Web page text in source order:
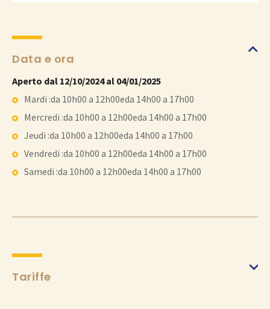
Data e ora
Aperto dal 12/10/2024 al 04/01/2025
Mardi :da 10h00 a 12h00eda 14h00 a 17h00
Mercredi :da 10h00 a 12h00eda 14h00 a 17h00
Jeudi :da 10h00 a 12h00eda 14h00 a 17h00
Vendredi :da 10h00 a 12h00eda 14h00 a 17h00
Samedi :da 10h00 a 12h00eda 14h00 a 17h00
Tariffe